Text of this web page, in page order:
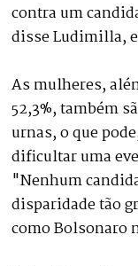
contra um
disse Ludimilla,
As mulheres,
52,3%, também
urnas, o que
dificultar uma
"Nenhum
disparidade tão
como Bolsonaro